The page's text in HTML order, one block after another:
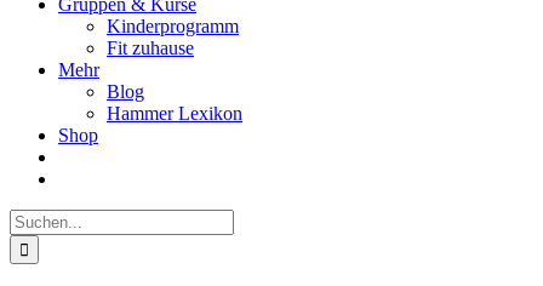
Gruppen & Kurse
Kinderprogramm
Fit zuhause
Mehr
Blog
Hammer Lexikon
Shop
Suche
nach: